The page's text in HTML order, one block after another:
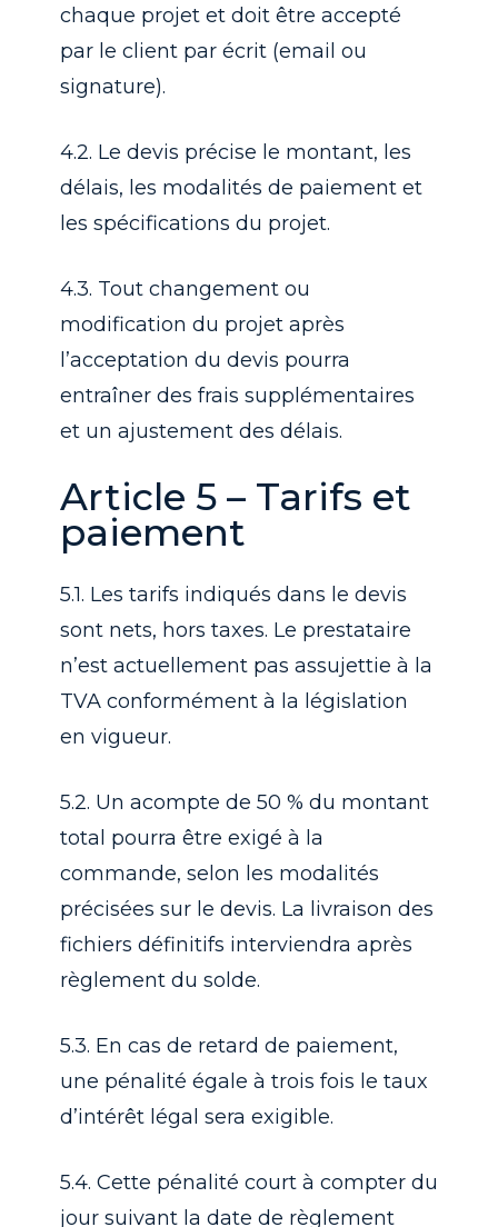
chaque projet et doit être accepté
par le client par écrit (email ou
signature).
4.2. Le devis précise le montant, les
délais, les modalités de paiement et
les spécifications du projet.
4.3. Tout changement ou
modification du projet après
l’acceptation du devis pourra
entraîner des frais supplémentaires
et un ajustement des délais.
Article 5 – Tarifs et
paiement
5.1. Les tarifs indiqués dans le devis
sont nets, hors taxes. Le prestataire
n’est actuellement pas assujettie à la
TVA conformément à la législation
en vigueur.
5.2. Un acompte de 50 % du montant
total pourra être exigé à la
commande, selon les modalités
précisées sur le devis. La livraison des
fichiers définitifs interviendra après
règlement du solde.
5.3. En cas de retard de paiement,
une pénalité égale à trois fois le taux
d’intérêt légal sera exigible.
5.4. Cette pénalité court à compter du
jour suivant la date de règlement